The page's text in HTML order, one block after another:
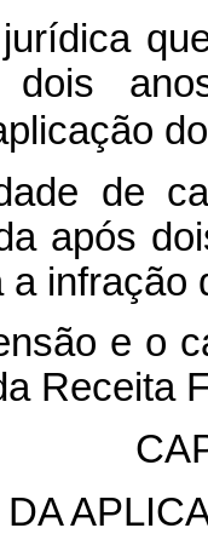
de
após
infração
e o
Receita
DA